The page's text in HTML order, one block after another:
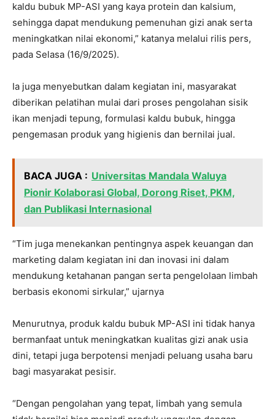
kaldu bubuk MP-ASI yang kaya protein dan kalsium,
sehingga dapat mendukung pemenuhan gizi anak serta
meningkatkan nilai ekonomi,” katanya melalui rilis pers,
pada Selasa (16/9/2025).
Ia juga menyebutkan dalam kegiatan ini, masyarakat
diberikan pelatihan mulai dari proses pengolahan sisik
ikan menjadi tepung, formulasi kaldu bubuk, hingga
pengemasan produk yang higienis dan bernilai jual.
BACA JUGA : Universitas Mandala Waluya
Pionir Kolaborasi Global, Dorong Riset, PKM,
dan Publikasi Internasional
“Tim juga menekankan pentingnya aspek keuangan dan
marketing dalam kegiatan ini dan inovasi ini dalam
mendukung ketahanan pangan serta pengelolaan limbah
berbasis ekonomi sirkular,” ujarnya
Menurutnya, produk kaldu bubuk MP-ASI ini tidak hanya
bermanfaat untuk meningkatkan kualitas gizi anak usia
dini, tetapi juga berpotensi menjadi peluang usaha baru
bagi masyarakat pesisir.
“Dengan pengolahan yang tepat, limbah yang semula